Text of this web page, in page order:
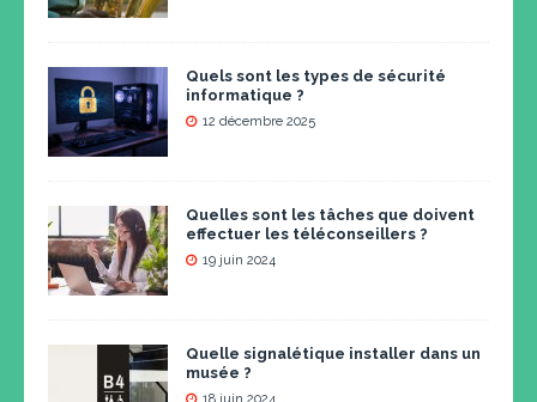
Quels sont les types de sécurité
informatique ?
12 décembre 2025
Quelles sont les tâches que doivent
effectuer les téléconseillers ?
19 juin 2024
Quelle signalétique installer dans un
musée ?